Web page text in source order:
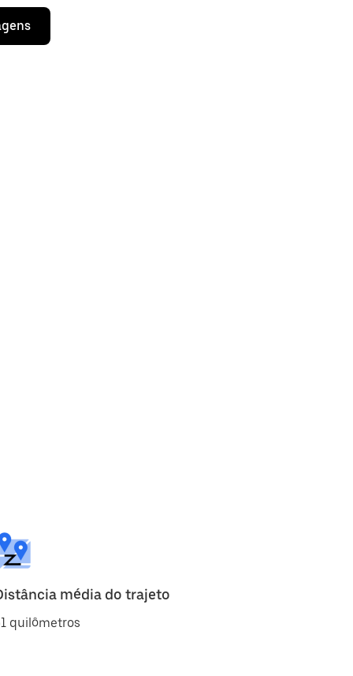
média do trajeto
quilômetros